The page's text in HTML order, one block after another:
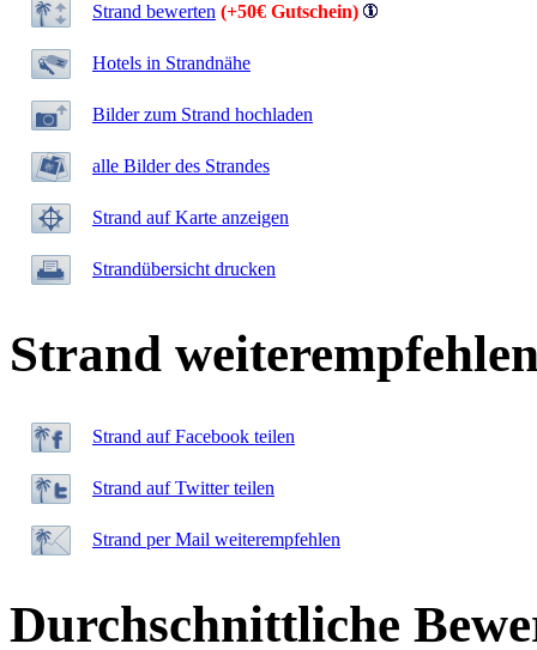
Strand bewerten (+50€ Gutschein)
Hotels in Strandnähe
Bilder zum Strand hochladen
alle Bilder des Strandes
Strand auf Karte anzeigen
Strandübersicht drucken
Strand
Strand auf Facebook teilen
Strand auf Twitter teilen
Strand per Mail weiterempfehlen
Durchschnittliche